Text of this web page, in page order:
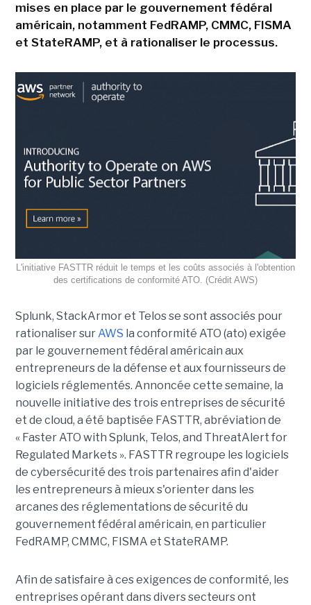
mises en place par le gouvernement fédéral
américain, notamment FedRAMP, CMMC, FISMA
et StateRAMP, et à rationaliser le processus.
L'initiative FASTTR réduit le temps et les coûts associés à l'obtention
des certifications de conformité ATO. (Crédit AWS)
Splunk, StackArmor et Telos se sont associés pour
rationaliser surAWS la conformité ATO (ato) exigée
par le gouvernement fédéral américain aux
entrepreneurs de la défense et aux fournisseurs de
logiciels réglementés. Annoncée cette semaine, la
nouvelle initiative des trois entreprises de sécurité
et de cloud, a été baptisée FASTTR, abréviation de
« Faster ATO with Splunk, Telos, and ThreatAlert for
Regulated Markets ». FASTTR regroupe les logiciels
de cybersécurité des trois partenaires afin d'aider
les entrepreneurs à mieux s'orienter dans les
arcanes des réglementations de sécurité du
gouvernement fédéral américain, en particulier
FedRAMP, CMMC, FISMA et StateRAMP.
Afin de satisfaire à ces exigences de conformité, les
entreprises opérant dans divers secteurs ont